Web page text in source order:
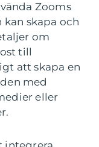
Zooms
skapa och
om
till
att skapa en
med
eller